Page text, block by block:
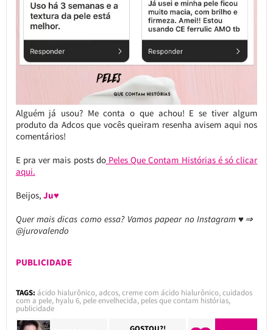
Alguém já usou? Me conta o que achou! E se tiver algum
produto da Adcos que vocês queiram resenha avisem aqui nos
comentários!
E pra ver mais posts doPeles Que Contam Histórias é só clicar
aqui.
Beijos, Ju♥
Quer mais dicas como essa? Vamos papear no Instagram ♥⇒
@jurovalendo
PUBLICIDADE
TAGS: ácido hialurônico,adcos,creme com ácido hialurônico,cuidados
com a pele, hyalu 6, pele envelhecida, peles que contam histórias,
publicidade